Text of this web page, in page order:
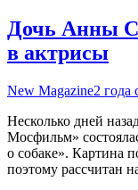
Дочь Анны
в актрисы
New Magazine2 года
Несколько дней
Мосфильм»
о собаке». Картина
поэтому рассчитан